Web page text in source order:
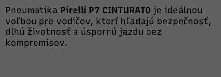
Pneumatika Pirelli P7 CINTURATO je ideálnou
voľbou pre vodičov, ktorí hľadajú bezpečnosť,
dlhú životnosť a úspornú jazdu bez
kompromisov.